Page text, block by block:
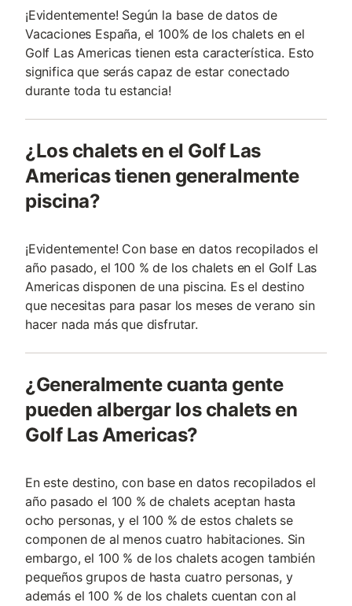
¡Evidentemente! Según la base de datos de
Vacaciones España, el 100% de los chalets en el
Golf Las Americas tienen esta característica. Esto
significa que serás capaz de estar conectado
durante toda tu estancia!
¿Los chalets en el Golf Las
Americas tienen generalmente
piscina?
¡Evidentemente! Con base en datos recopilados el
año pasado, el 100 % de los chalets en el Golf Las
Americas disponen de una piscina. Es el destino
que necesitas para pasar los meses de verano sin
hacer nada más que disfrutar.
¿Generalmente cuanta gente
pueden albergar los chalets en
Golf Las Americas?
En este destino, con base en datos recopilados el
año pasado el 100 % de chalets aceptan hasta
ocho personas, y el 100 % de estos chalets se
componen de al menos cuatro habitaciones. Sin
embargo, el 100 % de los chalets acogen también
pequeños grupos de hasta cuatro personas, y
además el 100 % de los chalets cuentan con al